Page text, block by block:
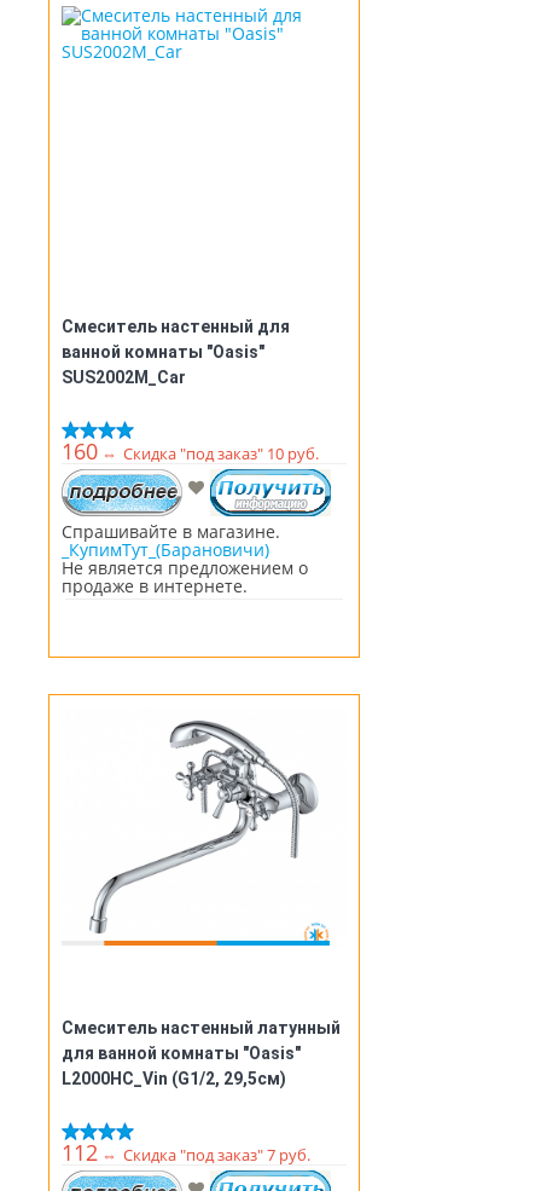
Смеситель настенный для
ванной комнаты "Oasis"
SUS2002M_Car
160 ⇔ Скидка "под заказ" 10 руб.
Спрашивайте в магазине.
_КупимТут_(Барановичи)
Не является предложением о
продаже в интернете.
Смеситель настенный латунный
для ванной комнаты "Oasis"
L2000HC_Vin (G1/2, 29,5см)
112 ⇔ Скидка "под заказ" 7 руб.